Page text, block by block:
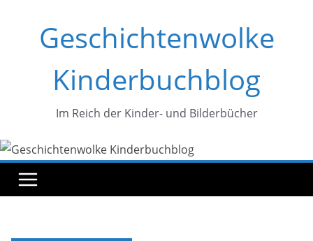
springenGeschichtenwolke
Kinderbuchblog
Im Reich der Kinder- und Bilderbücher